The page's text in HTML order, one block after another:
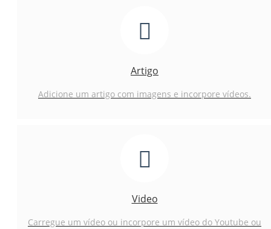
Artigo
Adicione um artigo com imagens e incorpore vídeos.
Video
Carregue um vídeo ou incorpore um vídeo do Youtube ou